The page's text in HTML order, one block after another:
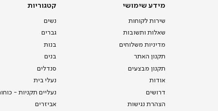
מידע
מידע שימושי
שירות לקוחות
שאלות ותשובות
מדיניות משלוחים
תקנון האתר
תקנון מבצעים
אודות
דרושים
הצהרת נגישות
קטגוריות
קטגוריות
נשים
גברים
בנות
בנים
סנדלים
נעלי בית
נעליים תקניות -
אביזרים